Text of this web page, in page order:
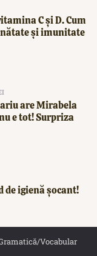
C și D. Cum
și imunitate
are Mirabela
e tot! Surpriza
de igienă șocant!
Vocabular